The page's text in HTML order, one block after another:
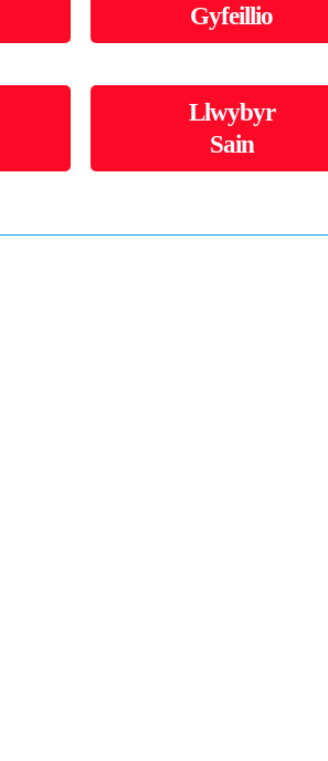
Gyfeillio
Llwybyr
Sain